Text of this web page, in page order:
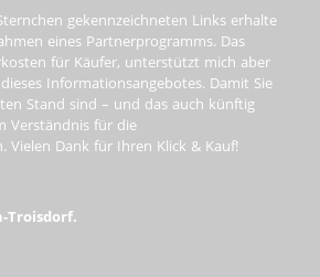
gekennzeichneten Links erhalte
eines Partnerprogramms. Das
für Käufer, unterstützt mich aber
Informationsangebotes. Damit Sie
Stand sind – und das auch künftig
Verständnis für die
Vielen Dank für Ihren Klick & Kauf!
Troisdorf.